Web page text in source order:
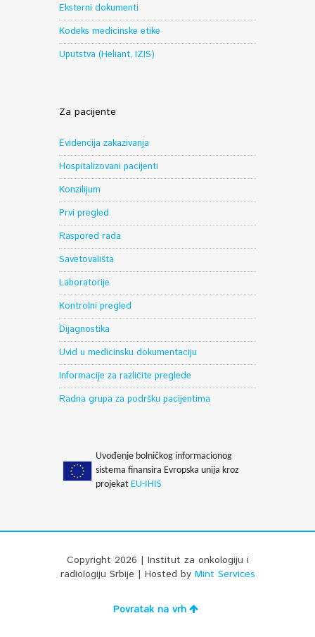
Eksterni dokumenti
Kodeks medicinske etike
Uputstva (Heliant, IZIS)
Za pacijente
Evidencija zakazivanja
Hospitalizovani pacijenti
Konzilijum
Prvi pregled
Raspored rada
Savetovališta
Laboratorije
Kontrolni pregled
Dijagnostika
Uvid u medicinsku dokumentaciju
Informacije za različite preglede
Radna grupa za podršku pacijentima
Uvođenje bolničkog informacionog
sistema finansira Evropska unija kroz
projekat EU-IHIS
Copyright 2026 | Institut za onkologiju i
radiologiju Srbije | Hosted by Mint Services
Povratak na vrh